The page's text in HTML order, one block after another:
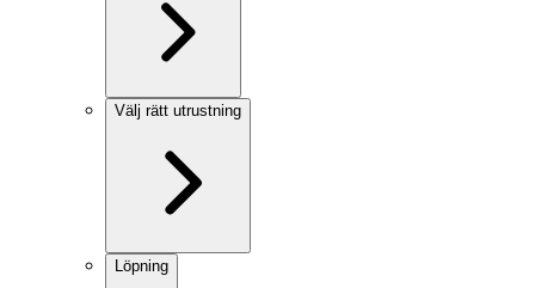
Välj rätt utrustning
Löpning